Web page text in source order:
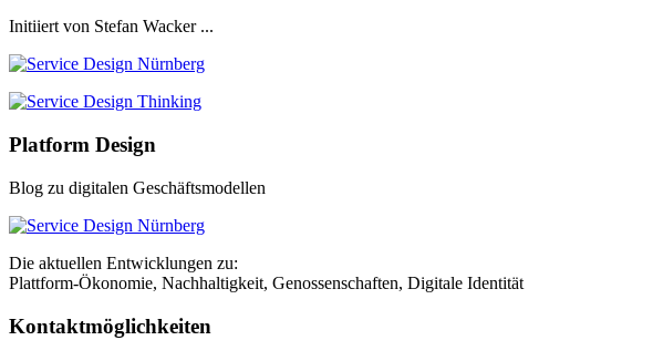
Initiiert von Stefan Wacker ...
Platform Design
Blog zu digitalen Geschäftsmodellen
Die aktuellen Entwicklungen zu:
Plattform-Ökonomie, Nachhaltigkeit, Genossenschaften, Digitale Identität
Kontaktmöglichkeiten